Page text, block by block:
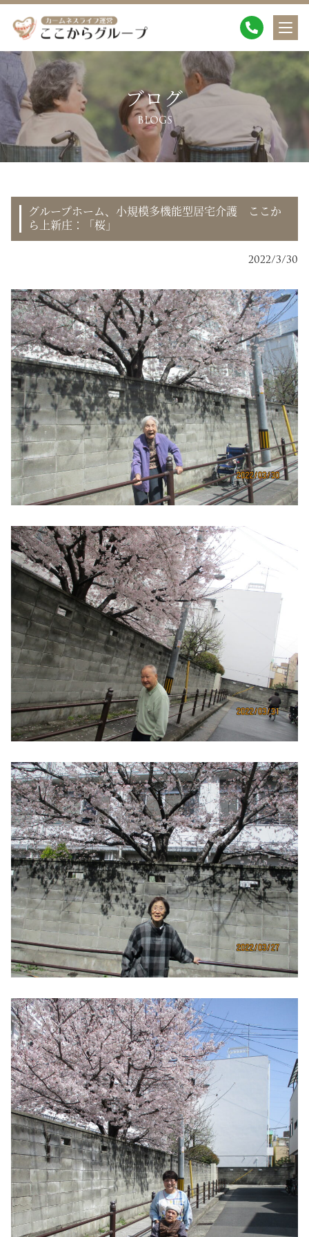
ブログ
BLOGS
グループホーム、小規模多機能型居宅介護 ここか
ら上新庄：「桜」
2022/3/30